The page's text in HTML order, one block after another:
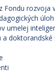
Fondu rozvoja
úloh
umelej
a doktorandské